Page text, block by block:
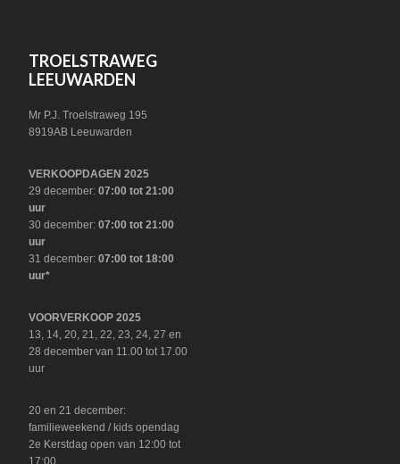
TROELSTRAWEG
LEEUWARDEN
Mr P.J. Troelstraweg 195
8919AB Leeuwarden
VERKOOPDAGEN 2025
29 december:07:00 tot 21:00
uur
30 december:07:00 tot 21:00
uur
31 december:07:00 tot 18:00
uur*
VOORVERKOOP 2025
13, 14, 20, 21, 22, 23, 24, 27 en
28 december van 11.00 tot 17.00
uur
20 en 21 december:
familieweekend / kids opendag
2e Kerstdag open van 12:00 tot
17:00